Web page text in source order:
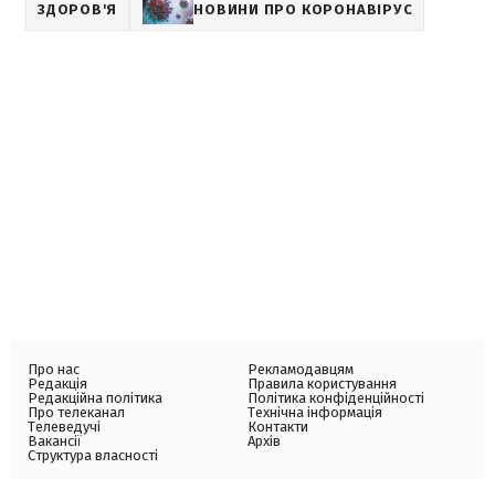
ЗДОРОВ'Я НОВИНИ ПРО КОРОНАВІРУС
Про нас
Редакція
Редакційна політика
Про телеканал
Телеведучі
Вакансії
Структура власності
Рекламодавцям
Правила користування
Політика конфіденційності
Технічна інформація
Контакти
Архів